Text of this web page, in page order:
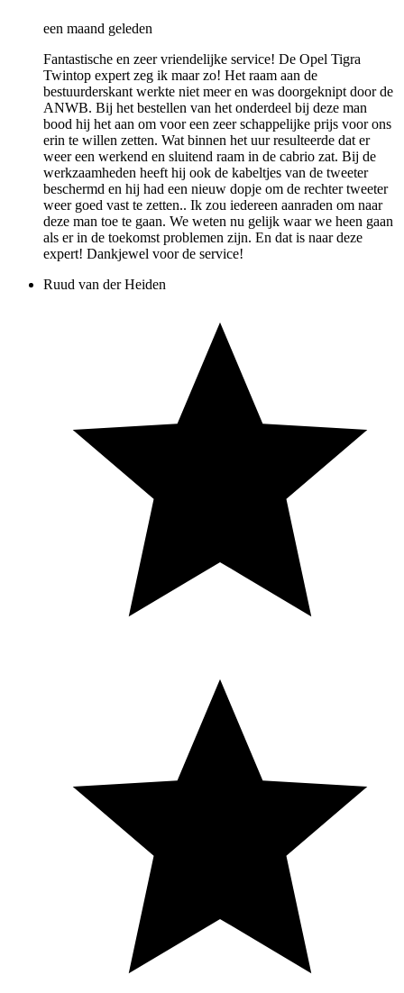
een maand geleden
Fantastische en zeer vriendelijke service! De Opel Tigra
Twintop expert zeg ik maar zo! Het raam aan de
bestuurderskant werkte niet meer en was doorgeknipt door de
ANWB. Bij het bestellen van het onderdeel bij deze man
bood hij het aan om voor een zeer schappelijke prijs voor ons
erin te willen zetten. Wat binnen het uur resulteerde dat er
weer een werkend en sluitend raam in de cabrio zat. Bij de
werkzaamheden heeft hij ook de kabeltjes van de tweeter
beschermd en hij had een nieuw dopje om de rechter tweeter
weer goed vast te zetten.. Ik zou iedereen aanraden om naar
deze man toe te gaan. We weten nu gelijk waar we heen gaan
als er in de toekomst problemen zijn. En dat is naar deze
expert! Dankjewel voor de service!
Ruud van der Heiden